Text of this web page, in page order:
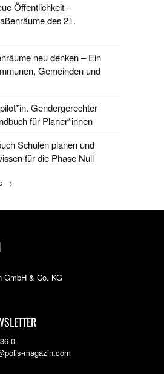
Öffentlichkeit –
des 21.
neu denken – Ein
Gemeinden und
Gendergerechter
für Planer*innen
Schulen planen und
für die Phase Null
→
GmbH & Co. KG
0
magazin.com